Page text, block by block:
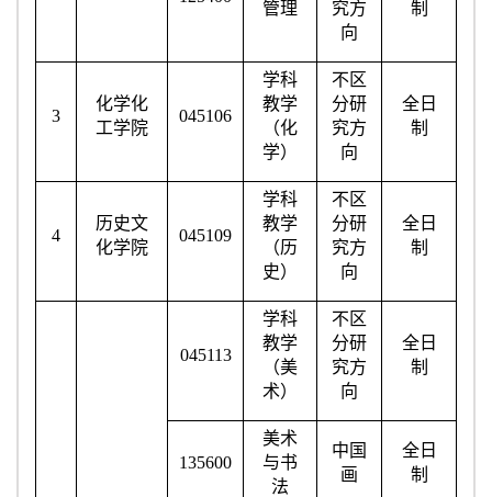
管理
究方
向
制
3
化学化
工学院
045106
学科
教学
（化
学）
不区
分研
究方
向
全日
制
4
历史文
化学院
045109
学科
教学
（历
史）
不区
分研
究方
向
全日
制
045113
学科
教学
（美
术）
不区
分研
究方
向
全日
制
135600
美术
与书
法
中国
画
全日
制